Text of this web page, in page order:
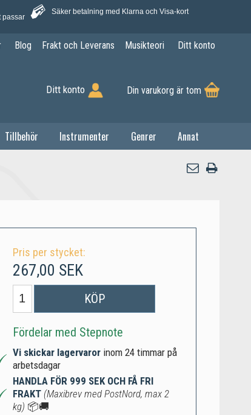
passar
Säker betalning med Klarna och Visa-kort
Blog Frakt och Leverans Musikteori Ditt konto
Ditt konto Din varukorg är tom
Tillbehör Instrumenter Genrer Annat
Pris per stycket:
267,00 SEK
KÖP
Fördelar med Stepnote
Vi skickar lagervaror inom 24 timmar på
arbetsdagar
HANDLA FÖR 999 SEK OCH FÅ FRI
FRAKT (Maxibrev med PostNord, max 2
kg) 📦🚚